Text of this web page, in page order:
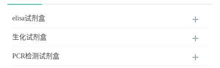
elisa试剂盒
生化试剂盒
PCR检测试剂盒